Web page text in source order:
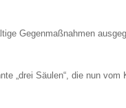
Gegenmaßnahmen
„drei Säulen“, die nun